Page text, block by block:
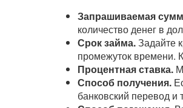
Запрашиваемая
количество денег в
Срок займа.Задайте
промежуток времени.
Процентная ставка.
Способ получения.
банковский перевод и